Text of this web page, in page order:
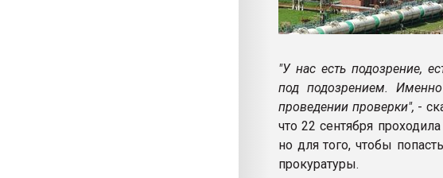
"У нас есть подозрение,
под подозрением.
проведении проверки", -
что 22 сентября
но для того, чтобы
прокуратуры.